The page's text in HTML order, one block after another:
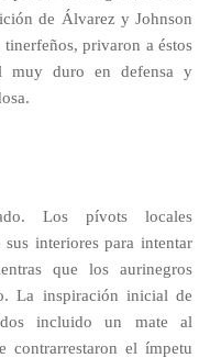
de Álvarez y Johnson
privaron a éstos
muy duro en defensa y
Los pívots locales
interiores para intentar
que los aurinegros
La inspiración inicial de
incluido un mate al
contrarrestaron el ímpetu